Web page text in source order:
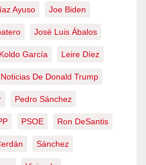
Ayuso Joe Biden
José Luis Ábalos
Koldo García Leire Díez
Noticias De Donald Trump
Pedro Sánchez
PSOE Ron DeSantis
Sánchez